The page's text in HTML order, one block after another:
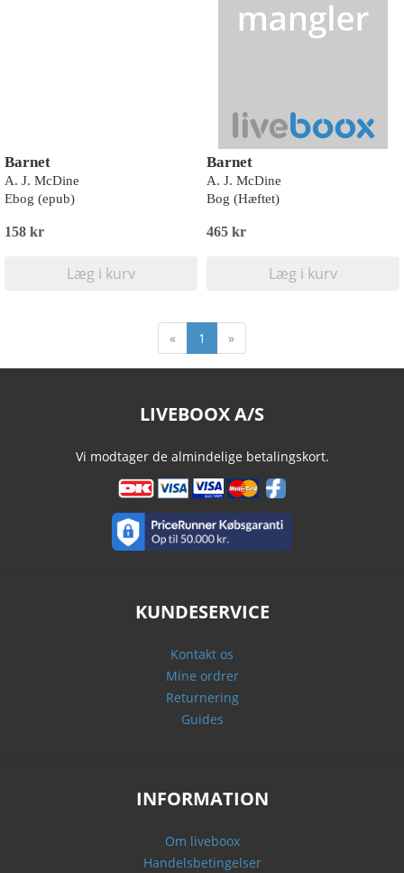
Barnet
A. J. McDine
Ebog (epub)
158 kr
Læg i kurv
Barnet
A. J. McDine
Bog (Hæftet)
465 kr
Læg i kurv
« 1 »
LIVEBOOX A/S
Vi modtager de almindelige betalingskort.
KUNDESERVICE
Kontakt os
Mine ordrer
Returnering
Guides
INFORMATION
Om liveboox
Handelsbetingelser